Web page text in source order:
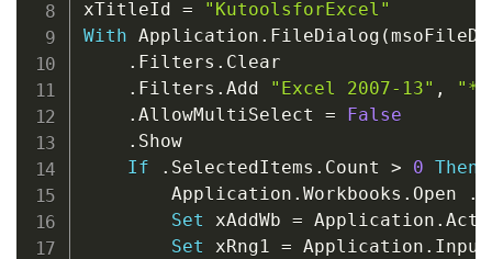
xTitleId =
"KutoolsforExcel"
With Application . FileDialog (
. Filters . Clear
. Filters . Add "Excel 2007-13" ,
. AllowMultiSelect =
False
. Show
If
. SelectedItems . Count > 0 Then
        Application
. Workbooks . Open .
Set xAddWb = Application .
Set xRng1 = Application .